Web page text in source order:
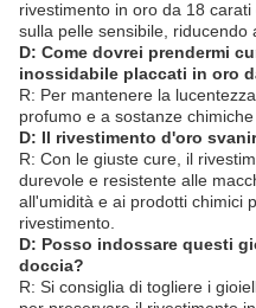
rivestimento in oro da 18
sulla pelle sensibile, riducendo
D: Come dovrei prendermi
inossidabile placcati in oro
R: Per mantenere la
profumo e a sostanze chimiche
D: Il rivestimento d'oro
R: Con le giuste cure, il
durevole e resistente alle
all'umidità e ai prodotti chimici
rivestimento.
D: Posso indossare questi
doccia?
R: Si consiglia di togliere i